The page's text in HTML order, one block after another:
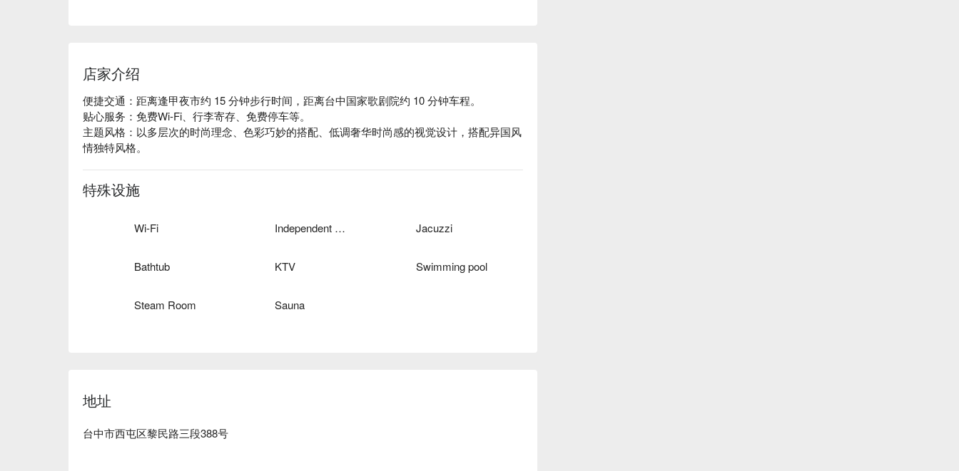
店家介绍
便捷交通：距离逢甲夜市约 15 分钟步行时间，距离台中国家歌剧院约 10 分钟车程。
贴心服务：免费Wi-Fi、行李寄存、免费停车等。
主题风格：以多层次的时尚理念、色彩巧妙的搭配、低调奢华时尚感的视觉设计，搭配异国风
情独特风格。
特殊设施
Wi-Fi Independent Garage Jacuzzi
Bathtub KTV Swimming pool
Steam Room Sauna
地址
台中市西屯区黎民路三段388号